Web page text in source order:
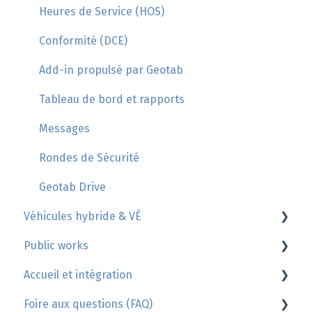
Heures de Service (HOS)
Conformité (DCE)
Add-in propulsé par Geotab
Tableau de bord et rapports
Messages
Rondes de Sécurité
Geotab Drive
Véhicules hybride & VÉ
Règle
Rapport
Véhicules
Public works
Documentation Public Works
Accueil et intégration
Facturation
Foire aux questions (FAQ)